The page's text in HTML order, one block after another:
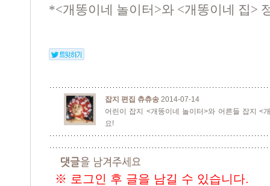
*<개똥이네 놀이터>와 <개똥이네 집>
잡지 편집 츄츄송 2014-07-14
어린이 잡지 <개똥이네 놀이터>와 어른들 잡지 <
요!
※ 로그인 후 글을 남길 수 있습니다.